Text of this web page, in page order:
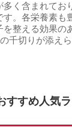
く含まれてお
。各栄養素も
を整える効果の
千切りが添え
すすめ人気